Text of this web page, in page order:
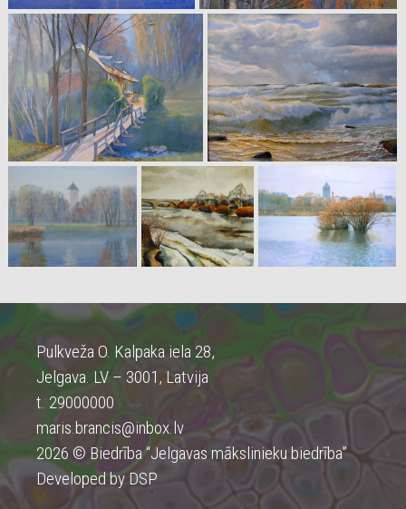
Pulkveža O. Kalpaka iela 28,
Jelgava. LV – 3001, Latvija
t. 29000000
maris.brancis@inbox.lv
2026 © Biedrība “Jelgavas mākslinieku biedrība”
Developed by DSP